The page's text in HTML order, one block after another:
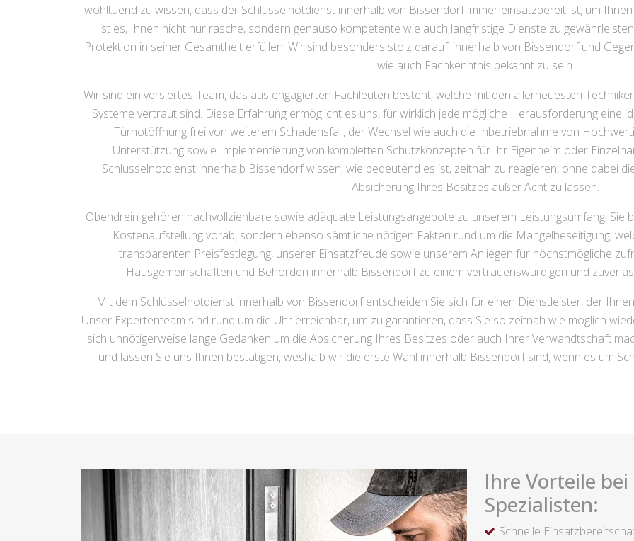
wohltuend zu wissen, dass der Schlüsselnotdienst innerhalb von Bissendorf immer einsatzbereit ist, um
ist es, Ihnen nicht nur rasche, sondern genauso kompetente wie auch langfristige Dienste zu
Protektion in seiner Gesamtheit erfüllen. Wir sind besonders stolz darauf, innerhalb von Bissendorf und
wie auch Fachkenntnis bekannt zu sein.
Wir sind ein versiertes Team, das aus engagierten Fachleuten besteht, welche mit den allerneuesten
Systeme vertraut sind. Diese Erfahrung ermöglicht es uns, für wirklich jede mögliche Herausforderung eine
Türnotöffnung frei von weiterem Schadensfall, der Wechsel wie auch die Inbetriebnahme von
Unterstützung sowie Implementierung von kompletten Schutzkonzepten für Ihr Eigenheim oder
Schlüsselnotdienst innerhalb Bissendorf wissen, wie bedeutend es ist, zeitnah zu reagieren, ohne dabei
Absicherung Ihres Besitzes außer Acht zu lassen.
Obendrein gehören nachvollziehbare sowie adäquate Leistungsangebote zu unserem Leistungsumfang. Sie
Kostenaufstellung vorab, sondern ebenso sämtliche nötigen Fakten rund um die Mangelbeseitigung,
transparenten Preisfestlegung, unserer Einsatzfreude sowie unserem Anliegen für höchstmögliche
Hausgemeinschaften und Behörden innerhalb Bissendorf zu einem vertrauenswürdigen und
Mit dem Schlüsselnotdienst innerhalb von Bissendorf entscheiden Sie sich für einen Dienstleister, der
Unser Expertenteam sind rund um die Uhr erreichbar, um zu garantieren, dass Sie so zeitnah wie möglich
sich unnötigerweise lange Gedanken um die Absicherung Ihres Besitzes oder auch Ihrer Verwandtschaft
und lassen Sie uns Ihnen bestätigen, weshalb wir die erste Wahl innerhalb Bissendorf sind, wenn es um
Ihre Vorteile
Spezialisten:
Schnelle